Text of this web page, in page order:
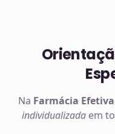
Na Farmácia Efetiva
individualizada em